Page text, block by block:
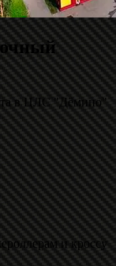
в ЦЛС "Дёмино"
и кроссу